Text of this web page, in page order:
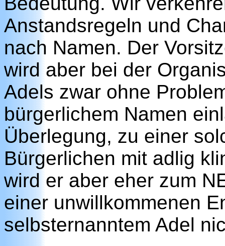
Anstandsregeln und
nach Namen. Der
wird aber bei der
Adels zwar ohne
bürgerlichem Namen
Überlegung, zu einer
Bürgerlichen mit adlig
wird er aber eher zum
einer unwillkommenen
selbsternanntem Adel